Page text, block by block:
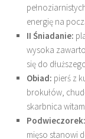
energię na
II Śniadanie:
wysoka
się do
Obiad: pierś z
brokułów,
skarbnica
Podwieczorek:
mięso stanowi